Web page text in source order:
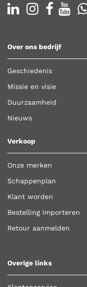
Over ons bedrijf
Geschiedenis
Missie en visie
Duurzaamheid
Nieuws
Verkoop
Onze merken
Schappenplan
Klant worden
Bestelling importeren
Retour aanmelden
Overige links